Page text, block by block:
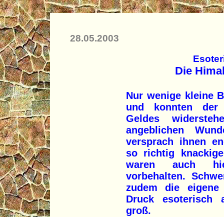
28.05.2003
Die
Nur wenige kleine
und konnten der
Geldes
angeblichen
versprach ihnen
so richtig
waren auch
vorbehalten.
zudem die
Druck esoterisch
groß.